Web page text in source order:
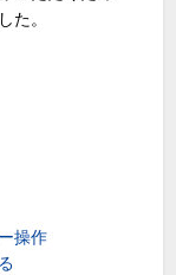
た。
操作